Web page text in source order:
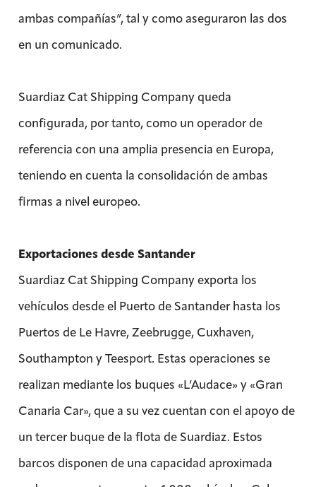
ambas compañías”, tal y como aseguraron las dos
en un comunicado.
Suardiaz Cat Shipping Company queda
configurada, por tanto, como un operador de
referencia con una amplia presencia en Europa,
teniendo en cuenta la consolidación de ambas
firmas a nivel europeo.
Exportaciones desde Santander
Suardiaz Cat Shipping Company exporta los
vehículos desde el Puerto de Santander hasta los
Puertos de Le Havre, Zeebrugge, Cuxhaven,
Southampton y Teesport. Estas operaciones se
realizan mediante los buques «L’Audace» y «Gran
Canaria Car», que a su vez cuentan con el apoyo de
un tercer buque de la flota de Suardiaz. Estos
barcos disponen de una capacidad aproximada